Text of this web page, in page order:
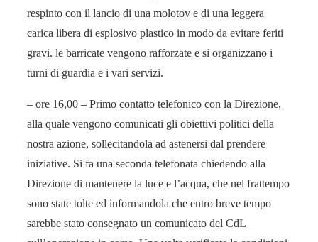
respinto con il lancio di una molotov e di una leggera
carica libera di esplosivo plastico in modo da evitare feriti
gravi. le barricate vengono rafforzate e si organizzano i
turni di guardia e i vari servizi.
– ore 16,00 – Primo contatto telefonico con la Direzione,
alla quale vengono comunicati gli obiettivi politici della
nostra azione, sollecitandola ad astenersi dal prendere
iniziative. Si fa una seconda telefonata chiedendo alla
Direzione di mantenere la luce e l’acqua, che nel frattempo
sono state tolte ed informandola che entro breve tempo
sarebbe stato consegnato un comunicato del CdL